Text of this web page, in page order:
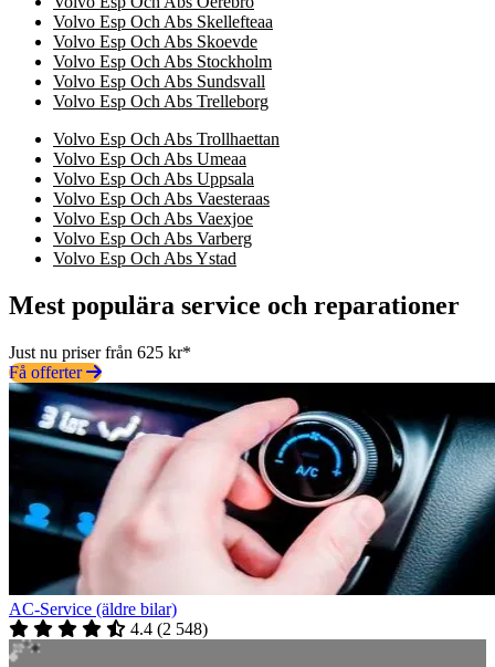
Volvo Esp Och Abs Skellefteaa
Volvo Esp Och Abs Skoevde
Volvo Esp Och Abs Stockholm
Volvo Esp Och Abs Sundsvall
Volvo Esp Och Abs Trelleborg
Volvo Esp Och Abs Trollhaettan
Volvo Esp Och Abs Umeaa
Volvo Esp Och Abs Uppsala
Volvo Esp Och Abs Vaesteraas
Volvo Esp Och Abs Vaexjoe
Volvo Esp Och Abs Varberg
Volvo Esp Och Abs Ystad
Mest populära service och reparationer
Just nu priser från 625 kr*
Få offerter
AC-Service (äldre bilar)
4.4 (2 548)